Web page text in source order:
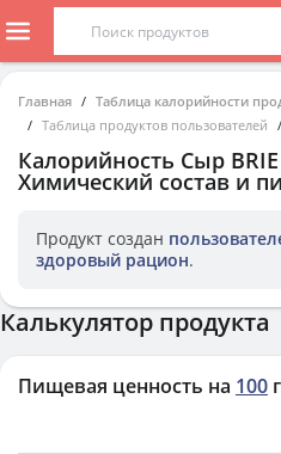
Главная
Таблица калорийности
Таблица продуктов пользователей
Калорийность Сыр
Химический состав и
Продукт создан
здоровый рацион.
Калькулятор продукта
Пищевая ценность на 100 г